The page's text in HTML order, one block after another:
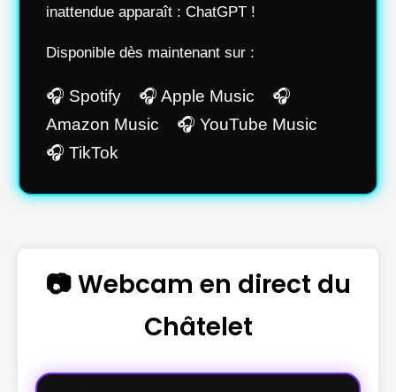
inattendue apparaît : ChatGPT !
Disponible dès maintenant sur :
🎧 Spotify 🎧 Apple Music 🎧
Amazon Music 🎧 YouTube Music
🎧 TikTok
📷 Webcam en direct du
Châtelet